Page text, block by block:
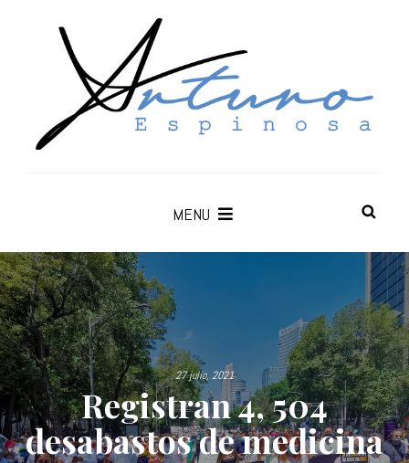
MENU
27 julio, 2021
Registran 4, 504
desabastos de medicina